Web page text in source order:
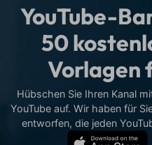
Dienstprogramme
Überblick
Lösungen
Presseraum
Shop
Plattformen
Funktionen
Video/Foto
Audio
Text
Lösungen
Wer
Video-Lösungen
Ressourcen
Hilfe-Center
YouTube-
50
Vorlagen
Hübschen Sie Ihren Kanal
YouTube auf. Wir haben für
entworfen, die jeden